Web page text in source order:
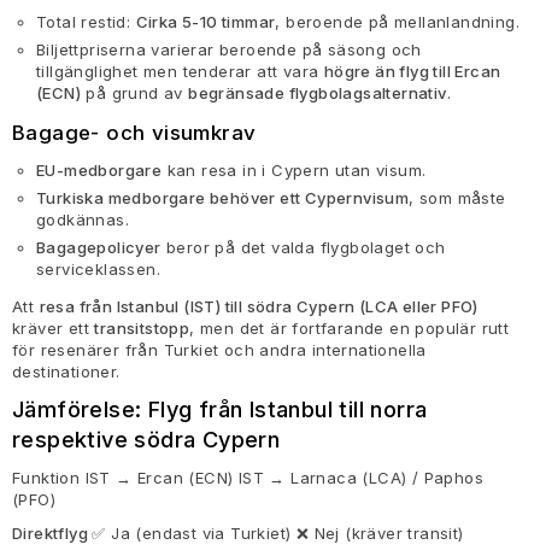
Total restid: Cirka 5-10 timmar, beroende på mellanlandning.
Biljettpriserna varierar beroende på säsong och
tillgänglighet men tenderar att vara högre än flyg till Ercan
(ECN) på grund avbegränsade flygbolagsalternativ.
Bagage- och visumkrav
EU-medborgare kan resa in i Cypern utan visum.
Turkiska medborgare behöver ett Cypernvisum, som måste
godkännas.
Bagagepolicyer beror på det valda flygbolaget och
serviceklassen.
Att resa från Istanbul (IST) till södra Cypern (LCA eller PFO)
kräver etttransitstopp, men det är fortfarande en populär rutt
för resenärer från Turkiet och andra internationella
destinationer.
Jämförelse: Flyg från Istanbul till norra
respektive södra Cypern
Funktion IST → Ercan (ECN) IST → Larnaca (LCA) / Paphos
(PFO)
Direktflyg✅ Ja (endast via Turkiet) ❌ Nej (kräver transit)